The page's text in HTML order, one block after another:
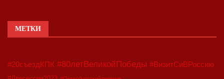
МЕТКИ
#20съездКПК #80летВеликойПобеды #ВизитСиВРоссию